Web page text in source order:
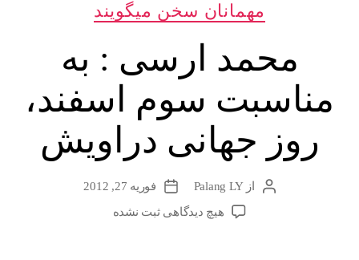
استاددسته‌ها
مهمانان سخن میگویند
محمد ارسی : به
مناسبت سوم اسفند،
روز جهانی دراویش
نویسندهٔ
نوشته
ازPalang LY
تاریخفوریه 27, 2012
هیچ دیدگاهیبرای
ثبت نشده